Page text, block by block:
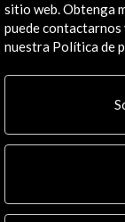
28003
Canales de
sitio web. Obtenga
puede contactarnos
nuestra Política de